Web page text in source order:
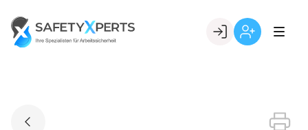
content
Go to landing page.